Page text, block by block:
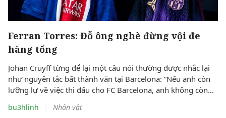
Ferran Torres: Đỗ ông nghè đừng vội đe
hàng tổng
Johan Cruyff từng để lại một câu nói thường được nhắc lại
như nguyên tắc bất thành văn tại Barcelona: “Nếu anh còn
lưỡng lự về việc thi đấu cho FC Barcelona, anh không còn
bu3hlinh Nhân vật